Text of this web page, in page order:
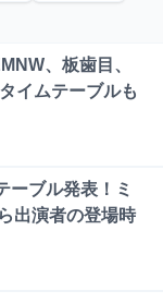
、板歯目、
イムテーブルも
ーブル発表！ミ
出演者の登場時